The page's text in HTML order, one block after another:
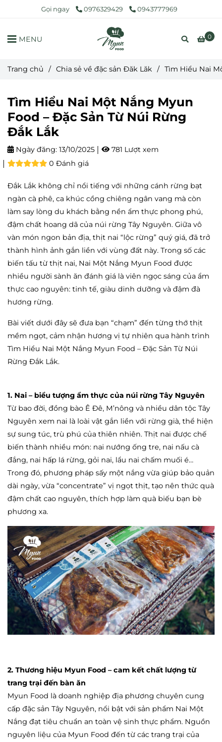
Gọi ngay 0976329429 0943777969
0
MENU
Trang chủ / Chia sẻ về đặc sản Đăk Lăk / Tìm Hiểu Nai
Tìm Hiểu Nai Một Nắng Myun
Food – Đặc Sản Từ Núi Rừng
Đắk Lắk
Ngày đăng: 13/10/2025
781 Lượt xem
0 Đánh giá
Đắk Lắk không chỉ nổi tiếng với những cánh rừng bạt
ngàn cà phê, ca khúc cồng chiêng ngân vang mà còn
làm say lòng du khách bằng nền ẩm thực phong phú,
đậm chất hoang dã của núi rừng Tây Nguyên. Giữa vô
vàn món ngon bản địa, thịt nai “lộc rừng” quý giá, đã trở
thành hình ảnh gắn liền với vùng đất này. Trong số các
biến tấu từ thịt nai, Nai Một Nắng Myun Food được
nhiều người sành ăn đánh giá là viên ngọc sáng của ẩm
thực cao nguyên: tinh tế, giàu dinh dưỡng và đậm đà
hương rừng.
Bài viết dưới đây sẽ đưa bạn “chạm” đến từng thớ thịt
mềm ngọt, cảm nhận hương vị tự nhiên qua hành trình
Tìm Hiểu Nai Một Nắng Myun Food – Đặc Sản Từ Núi
Rừng Đắk Lắk.
1. Nai – biểu tượng ẩm thực của núi rừng Tây Nguyên
Từ bao đời, đồng bào Ê Đê, M’nông và nhiều dân tộc Tây
Nguyên xem nai là loài vật gắn liền với rừng già, thể hiện
sự sung túc, trù phú của thiên nhiên. Thịt nai được chế
biến thành nhiều món: nai nướng ống tre, nai nấu cà
đắng, nai hấp lá rừng, gỏi nai, lẩu nai chấm muối é…
Trong đó, phương pháp sấy một nắng vừa giúp bảo quản
dài ngày, vừa “concentrate” vị ngọt thịt, tạo nên thức quà
đậm chất cao nguyên, thích hợp làm quà biếu bạn bè
phương xa.
2. Thương hiệu Myun Food – cam kết chất lượng từ
trang trại đến bàn ăn
Myun Food là doanh nghiệp địa phương chuyên cung
cấp đặc sản Tây Nguyên, nổi bật với sản phẩm Nai Một
Nắng đạt tiêu chuẩn an toàn vệ sinh thực phẩm. Nguồn
nguyên liệu của Myun Food đến từ các trang trại của